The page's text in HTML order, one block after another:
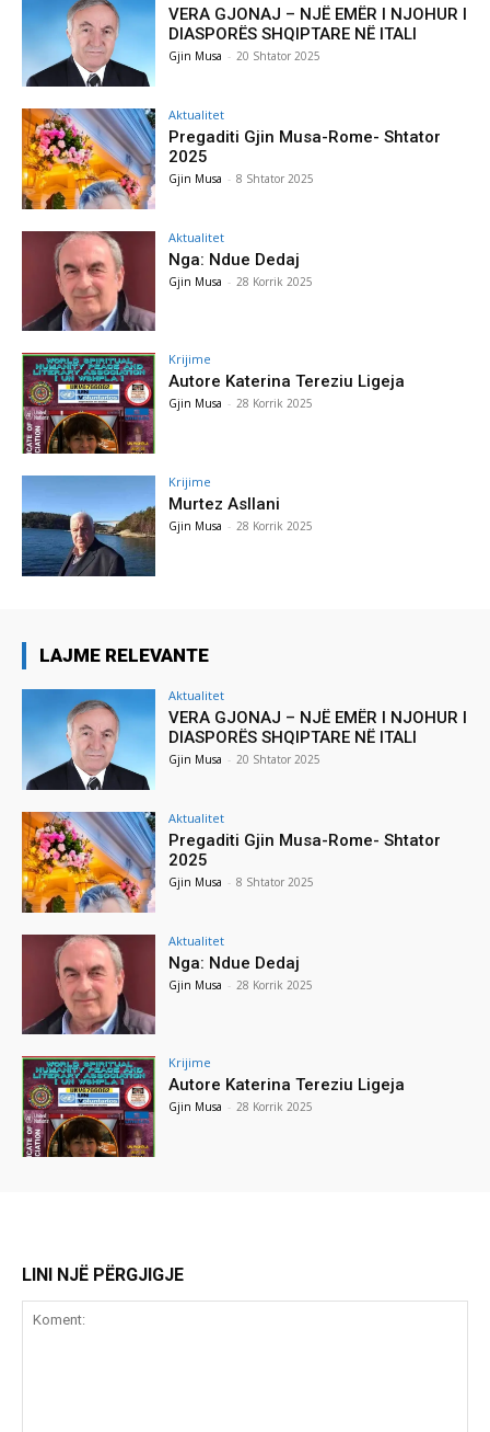
VERA GJONAJ – NJË EMËR I NJOHUR I
DIASPORËS SHQIPTARE NË ITALI
Gjin Musa - 20 Shtator 2025
Aktualitet
Pregaditi Gjin Musa-Rome- Shtator
2025
Gjin Musa - 8 Shtator 2025
Aktualitet
Nga: Ndue Dedaj
Gjin Musa - 28 Korrik 2025
Krijime
Autore Katerina Tereziu Ligeja
Gjin Musa - 28 Korrik 2025
Krijime
Murtez Asllani
Gjin Musa - 28 Korrik 2025
LAJME RELEVANTE
Aktualitet
VERA GJONAJ – NJË EMËR I NJOHUR I
DIASPORËS SHQIPTARE NË ITALI
Gjin Musa - 20 Shtator 2025
Aktualitet
Pregaditi Gjin Musa-Rome- Shtator
2025
Gjin Musa - 8 Shtator 2025
Aktualitet
Nga: Ndue Dedaj
Gjin Musa - 28 Korrik 2025
Krijime
Autore Katerina Tereziu Ligeja
Gjin Musa - 28 Korrik 2025
LINI NJË PËRGJIGJE